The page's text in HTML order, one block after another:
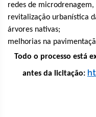
redes de microdrenagem,
revitalização urbanística
árvores nativas;
melhorias na
Todo o processo está
antes da licitação: